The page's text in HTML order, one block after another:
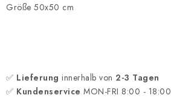
Größe 50x50 cm
✅ Lieferung innerhalb von 2-3 Tagen
✅ Kundenservice MON-FRI 8:00 - 18:00